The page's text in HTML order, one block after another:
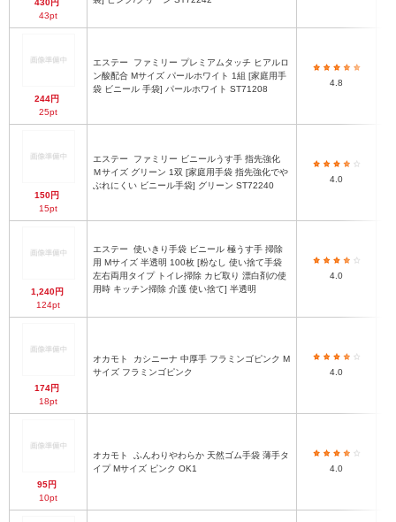
430円
43pt
244円
25pt
エステー
ン酸配合 Mサイズ パールホワイト 1組 [家庭用手
袋 ビニール 手袋] パールホワイト ST71208
4.8
150円
15pt
エステー
Ｍサイズ グリーン 1双 [家庭用手袋 指先強化でや
ぶれにくい ビニール手袋] グリーン ST72240
4.0
1,240円
124pt
エステー
用 Mサイズ 半透明 100枚 [粉なし 使い捨て手袋
左右両用タイプ トイレ掃除 カビ取り 漂白剤の使
用時 キッチン掃除 介護 使い捨て] 半透明
4.0
174円
18pt
オカモト
サイズ フラミンゴピンク
4.0
95円
10pt
オカモト
イプ Mサイズ ピンク OK1
4.0